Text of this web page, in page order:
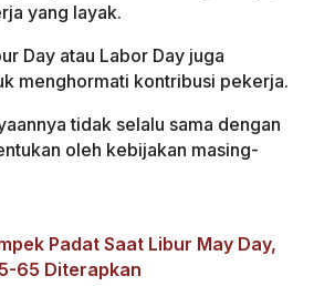
yang layak.
Day atau Labor Day juga
menghormati kontribusi pekerja.
tidak selalu sama dengan
oleh kebijakan masing-
Padat Saat Libur May Day,
65 Diterapkan